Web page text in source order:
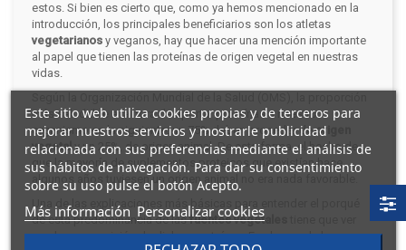
estos. Si bien es cierto que, como ya hemos mencionado en la
introducción, los principales beneficiarios son los atletas
vegetarianos y veganos, hay que hacer una mención importante
al papel que tienen las proteínas de origen vegetal en nuestras
vidas.
más saludable a la hora de aportar proteínas a nuestro
organismo es la siguiente: un 75% deben proceder deorigen
vegetaly un 25%, de origen animal. De esta forma, el hecho de
que la mayoría de suplementos proteicos que existían hace
algunos años tuviesen un origen animal no era nada favorable.
Una de las explicaciones más básicas para entender el porqué
de esta predominancia de lasfuentes vegetales
con la composición de dichas proteínas. En el caso de las que
Este sitio web utiliza cookies propias y de terceros para
mejorar nuestros servicios y mostrarle publicidad
relacionada con sus preferencias mediante el análisis de
sus hábitos de navegación. Para dar su consentimiento
sobre su uso pulse el botón Acepto.
Más información Personalizar cookies